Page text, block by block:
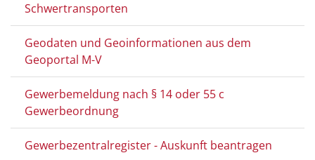
Schwertransporten
Geodaten und Geoinformationen aus dem
Geoportal M-V
Gewerbemeldung nach § 14 oder 55 c
Gewerbeordnung
Gewerbezentralregister - Auskunft beantragen